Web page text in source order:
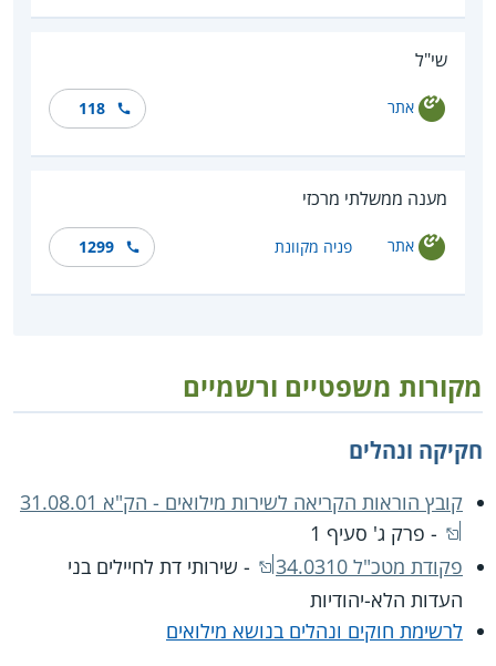
שי"ל
אתר 118
מענה ממשלתי מרכזי
אתר פניה מקוונת 1299
מקורות משפטיים ורשמיים
חקיקה ונהלים
קובץ הוראות הקריאה לשירות מילואים - הק"א 31.08.01
- פרק ג' סעיף 1
פקודת מטכ"ל 34.0310
- שירותי דת לחיילים בני
העדות הלא-יהודיות
לרשימת חוקים ונהלים בנושא מילואים